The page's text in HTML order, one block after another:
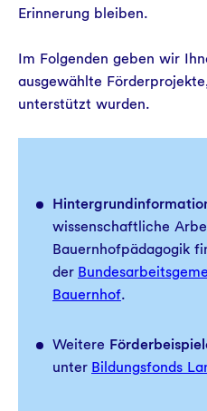
Erinnerung bleiben.
Im Folgenden geben wir
ausgewählte
unterstützt wurden.
wissenschaftliche
Bauernhofpädagogik
der
Bauernhof.
Weitere
unter Bildungsfonds